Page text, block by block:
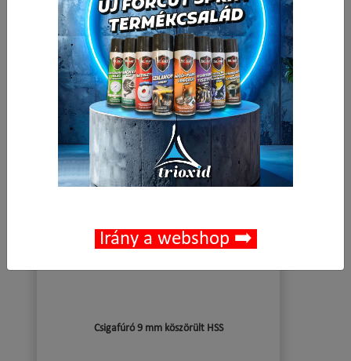
- + db
Kosárba
Részletek
Csigafúró 9 mm köszörült HSS
Irány a webshop ➡️